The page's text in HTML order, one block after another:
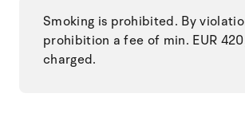
Smoking is prohibited. By
prohibition a fee of min. EUR
charged.